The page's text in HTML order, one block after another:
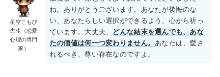
星空こもぴ
先生（恋愛
心理の専門
家）
ね。ありがとうございます。あなたが後悔のな
い、あなたらしい選択ができるよう、心から祈っ
ています。大丈夫、 どんな結末を選んでも、あな
たの価値は何一つ変わりません。 あなたは、愛さ
れるべき、尊い存在なのですよ。